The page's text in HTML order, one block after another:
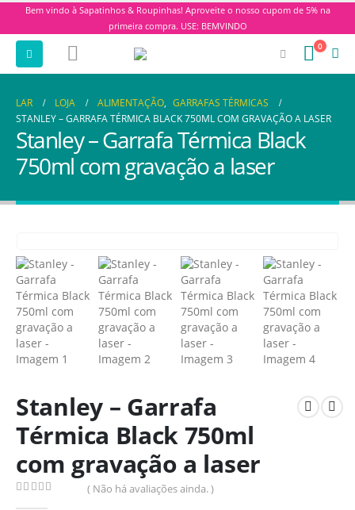
Bem vindo à Sapatinhos & Roupinhas! Aproveite o nosso cupom de 5% na
primeira compra. USE: BEMVINDO
0
LAR LOJA ALIMENTAÇÃO, GARRAFAS TÉRMICAS
STANLEY – GARRAFA TÉRMICA BLACK 750ML COM GRAVAÇÃO A LASER
Stanley – Garrafa Térmica Black
750ml com gravação a laser
Stanley – Garrafa
Térmica Black 750ml
com gravação a laser
( Não há avaliações ainda. )